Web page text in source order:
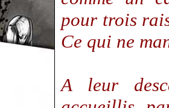
pour trois
Ce qui ne
A leur